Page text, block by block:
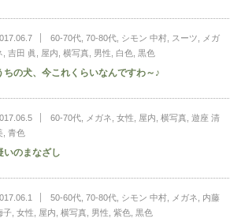
60-70代, 70-80代, シモン 中村, スーツ
メガ
吉田 眞 屋内 横写真 男性 白色 黒色
ちの犬、今これくらいなんですわ～♪
60-70代, メガネ 女性 屋内 横写真 遊座 清
, 青色
いのまなざし
50-60代, 70-80代, シモン 中村, メガネ
内藤
子 女性 屋内 横写真 男性 紫色 黒色